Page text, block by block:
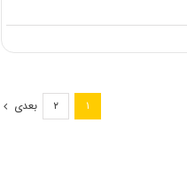
۱ ۲ بعدی